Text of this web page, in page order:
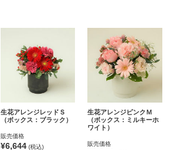
生花アレンジレッドＳ
（ボックス：ブラック）
販売価格
¥6,644(税込)
生花アレンジピンクＭ
（ボックス：ミルキーホ
ワイト）
販売価格